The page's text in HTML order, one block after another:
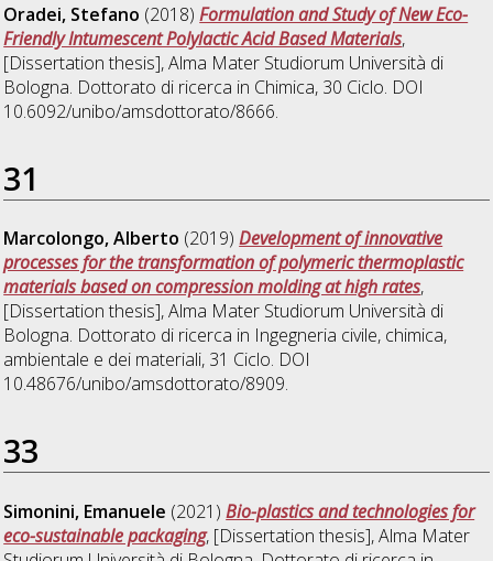
Oradei, Stefano (2018)Formulation and Study of New Eco-
Friendly Intumescent Polylactic Acid Based Materials,
[Dissertation thesis], Alma Mater Studiorum Università di
Bologna. Dottorato di ricerca in Chimica, 30 Ciclo. DOI
10.6092/unibo/amsdottorato/8666.
31
Marcolongo, Alberto (2019)Development of innovative
processes for the transformation of polymeric thermoplastic
materials based on compression molding at high rates,
[Dissertation thesis], Alma Mater Studiorum Università di
Bologna. Dottorato di ricerca in Ingegneria civile, chimica,
ambientale e dei materiali, 31 Ciclo. DOI
10.48676/unibo/amsdottorato/8909.
33
Simonini, Emanuele (2021)Bio-plastics and technologies for
eco-sustainable packaging, [Dissertation thesis], Alma Mater